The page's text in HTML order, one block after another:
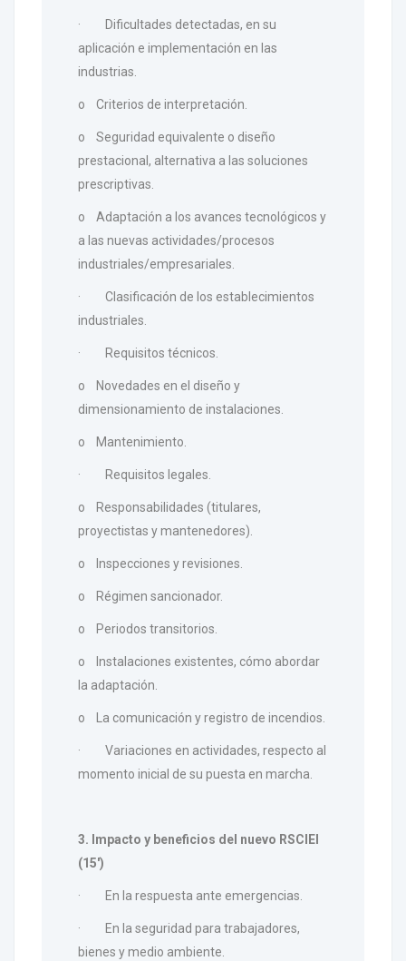
· Dificultades detectadas, en su
aplicación e implementación en las
industrias.
o Criterios de interpretación.
o Seguridad equivalente o diseño
prestacional, alternativa a las soluciones
prescriptivas.
o Adaptación a los avances tecnológicos y
a las nuevas actividades/procesos
industriales/empresariales.
· Clasificación de los establecimientos
industriales.
· Requisitos técnicos.
o Novedades en el diseño y
dimensionamiento de instalaciones.
o Mantenimiento.
· Requisitos legales.
o Responsabilidades (titulares,
proyectistas y mantenedores).
o Inspecciones y revisiones.
o Régimen sancionador.
o Periodos transitorios.
o Instalaciones existentes, cómo abordar
la adaptación.
o La comunicación y registro de incendios.
· Variaciones en actividades, respecto al
momento inicial de su puesta en marcha.
3. Impacto y beneficios del nuevo RSCIEI
(15')
· En la respuesta ante emergencias.
· En la seguridad para trabajadores,
bienes y medio ambiente.